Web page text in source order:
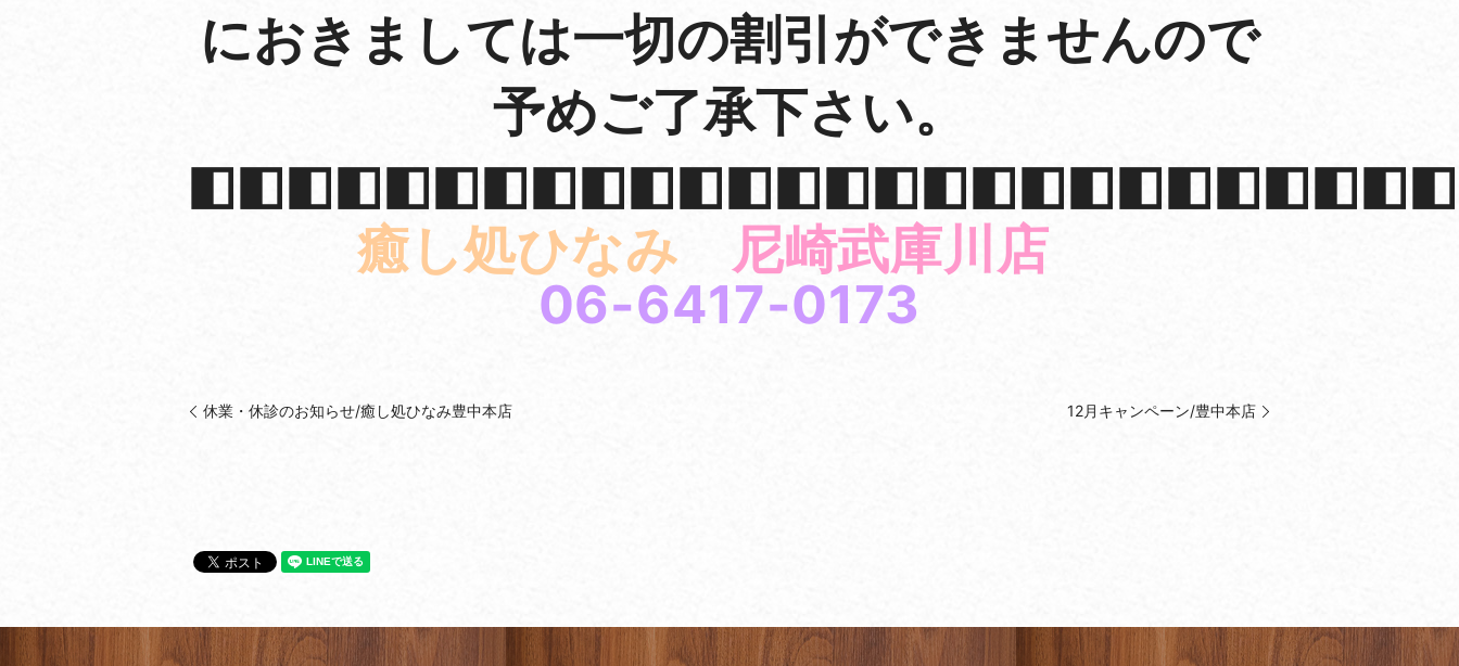
におきましては一切の割引ができませんので
予めご了承下さい。
癒し処ひなみ
尼崎武庫川店
06-6417-0173
休業・休診のお知らせ/癒し処ひなみ豊中本店 12月キャンペーン/豊中本店